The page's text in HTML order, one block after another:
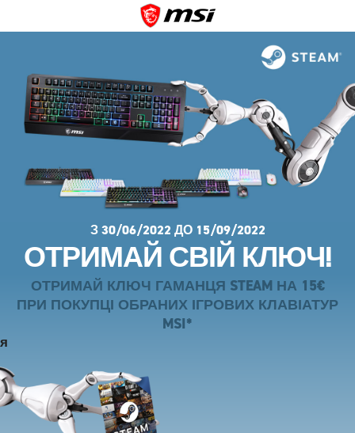
З 30/06/2022 ДО 15/09/2022
ОТРИМАЙ СВІЙ КЛЮЧ!
ОТРИМАЙ КЛЮЧ ГАМАНЦЯ STEAM НА 15€
ПРИ ПОКУПЦІ ОБРАНИХ ІГРОВИХ КЛАВІАТУР
MSI*
я